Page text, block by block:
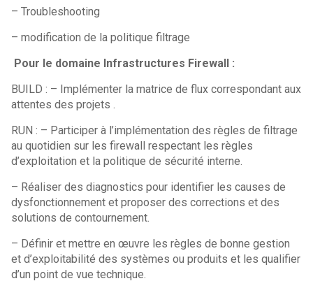
– Troubleshooting
– modification de la politique filtrage
Pour le domaine Infrastructures Firewall :
BUILD : – Implémenter la matrice de flux correspondant aux
attentes des projets .
RUN : – Participer à l’implémentation des règles de filtrage
au quotidien sur les firewall respectant les règles
d’exploitation et la politique de sécurité interne.
– Réaliser des diagnostics pour identifier les causes de
dysfonctionnement et proposer des corrections et des
solutions de contournement.
– Définir et mettre en œuvre les règles de bonne gestion
et d’exploitabilité des systèmes ou produits et les qualifier
d’un point de vue technique.